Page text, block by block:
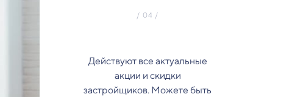
Действуют все актуальные
акции и скидки
застройщиков. Можете быть